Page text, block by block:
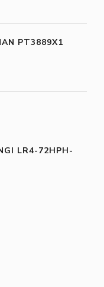
PT3889X1
LR4-72HPH-